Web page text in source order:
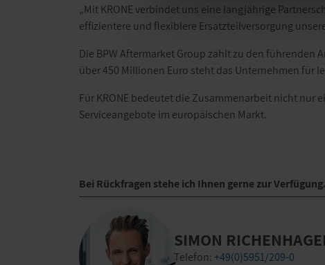
„Mit KRONE verbindet uns eine langjährige
effizientere und flexiblere Ersatzteilversorgung
Die BPW Aftermarket Group zählt zu den
über 450 Millionen Euro steht das Unternehmen für
Für KRONE bedeutet die Zusammenarbeit nicht
Serviceangebote im europäischen Markt.
Bei Rückfragen stehe ich Ihnen gerne zur Verfügung.
SIMON
Telefon:+49(0)5951/209-0